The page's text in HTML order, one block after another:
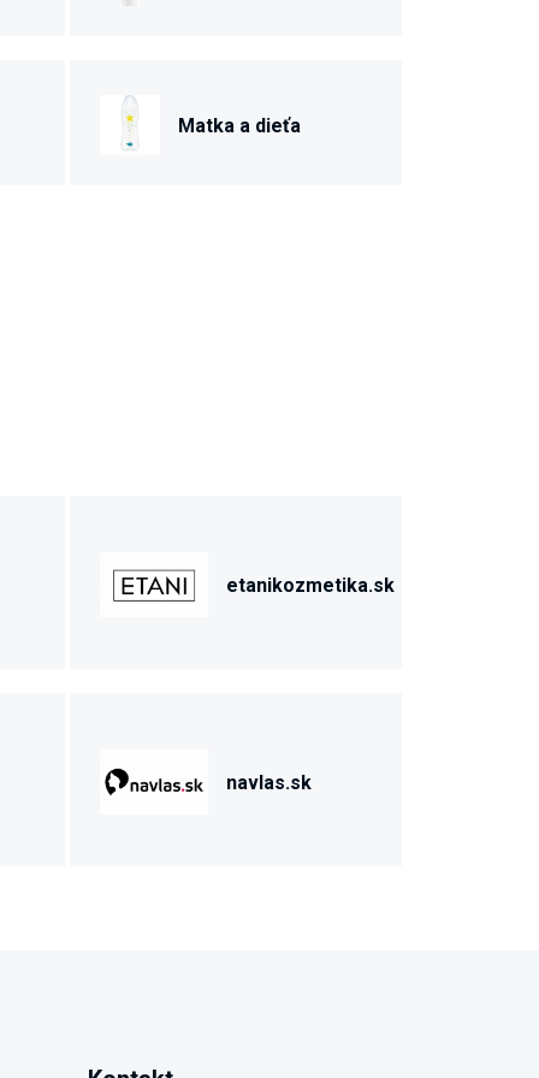
Matka a dieťa
etanikozmetika.sk
navlas.sk